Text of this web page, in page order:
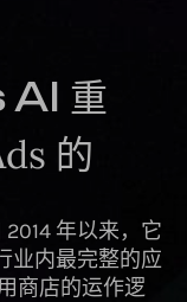
AI 重
的
年以来，它
业内最完整的应
商店的运作逻